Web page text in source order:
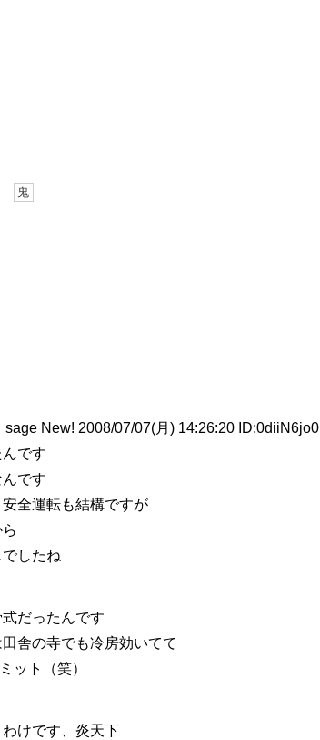
鬼
New! 2008/07/07(月) 14:26:20 ID:0diiN6jo0
です
です
全運転も結構ですが
したね
だったんです
舎の寺でも冷房効いてて
ット（笑）
けです、炎天下